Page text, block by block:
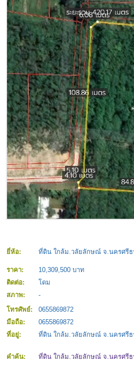
ยี่ห้อ: ที่ดิน ใกล้ม.วลัยลักษณ์ จ.นครศรีธ
ราคา: 10,309,500 บาท
ติดต่อ:
โดม
สภาพ:
-
โทรศัพย์:
0655869872
มือถือ:
0655869872
ที่อยู่:
ที่ดิน ใกล้ม.วลัยลักษณ์ จ.นครศรีธ
คำค้น: ที่ดิน ใกล้ม.วลัยลักษณ์ จ.นครศรีธ